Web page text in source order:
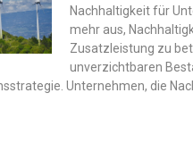
Nachhaltigkeit für
mehr aus,
Zusatzleistung zu
unverzichtbaren
Unternehmen, die